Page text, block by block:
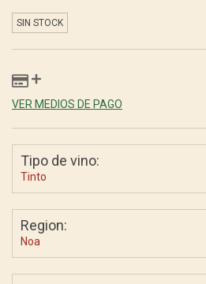
SIN STOCK
VER MEDIOS DE PAGO
Tipo de vino:
Tinto
Region:
Noa